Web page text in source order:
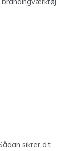
sikrer dit